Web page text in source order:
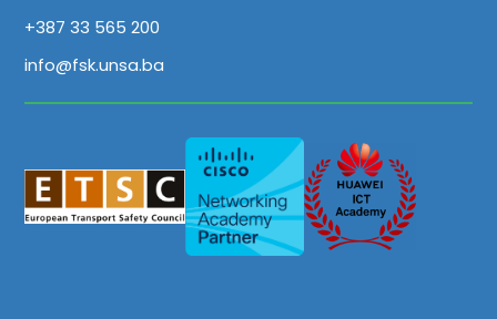
+387 33 565 200
info@fsk.unsa.ba